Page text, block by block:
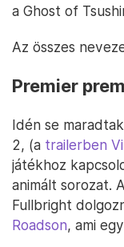
a Ghost of
Az összes
Premier
Idén se
2, (a trailerben
játékhoz
animált sorozat.
Fullbright
Roadson, ami